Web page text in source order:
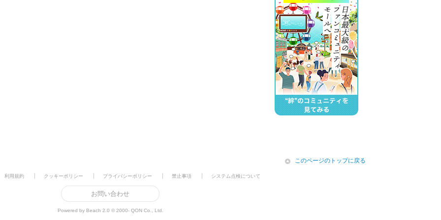
icon
このページのトップに戻る
利用規約 クッキーポリシー プライバシーポリシー 禁止事項 システム点検について
お問い合わせ
Powered by Beach 2.0 © 2000- QON Co., Ltd.